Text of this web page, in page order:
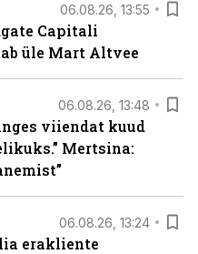
06.08.26, 13:55
Capitali
üle Mart Altvee
06.08.26, 13:48
viiendat kuud
Mertsina:
06.08.26, 13:24
erakliente